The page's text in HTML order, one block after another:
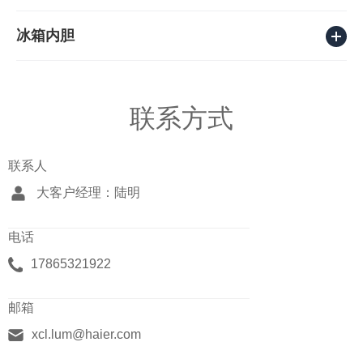
冰箱内胆
联系方式
联系人
大客户经理：陆明
电话
17865321922
邮箱
xcl.lum@haier.com